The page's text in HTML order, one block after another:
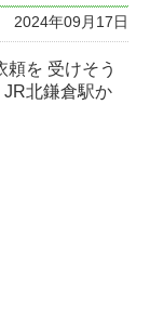
2024年09月17日
頼を 受けそう
北鎌倉駅か